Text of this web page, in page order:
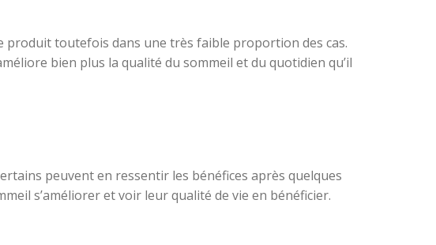
produit toutefois dans une très faible proportion des cas.
bien plus la qualité du sommeil et du quotidien qu’il
peuvent en ressentir les bénéfices après quelques
s’améliorer et voir leur qualité de vie en bénéficier.